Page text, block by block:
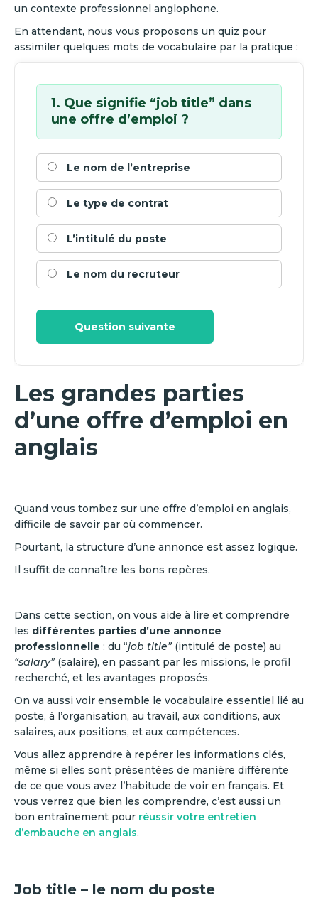
un contexte professionnel anglophone.
En attendant, nous vous proposons un quiz pour
assimiler quelques mots de vocabulaire par la pratique :
1. Que signifie “job title” dans
une offre d’emploi ?
Le nom de l’entreprise
Le type de contrat
L’intitulé du poste
Le nom du recruteur
Question suivante
Les grandes parties
d’une offre d’emploi en
anglais
Quand vous tombez sur une offre d’emploi en anglais,
difficile de savoir par où commencer.
Pourtant, la structure d’une annonce est assez logique.
Il suffit de connaître les bons repères.
Dans cette section, on vous aide à lire et comprendre
les différentes parties d’une annonce
professionnelle : du “job title”(intitulé de poste) au
“salary” (salaire), en passant par les missions, le profil
recherché, et les avantages proposés.
On va aussi voir ensemble le vocabulaire essentiel lié au
poste, à l’organisation, au travail, aux conditions, aux
salaires, aux positions, et aux compétences.
Vous allez apprendre à repérer les informations clés,
même si elles sont présentées de manière différente
de ce que vous avez l’habitude de voir en français. Et
vous verrez que bien les comprendre, c’est aussi un
bon entraînement pour réussir votre entretien
d’embauche en anglais.
Job title – le nom du poste